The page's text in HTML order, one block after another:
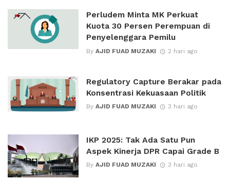
Perludem Minta MK Perkuat
Kuota 30 Persen Perempuan di
Penyelenggara Pemilu
By AJID FUAD MUZAKI 2 hari ago
Regulatory Capture Berakar pada
Konsentrasi Kekuasaan Politik
By AJID FUAD MUZAKI 3 hari ago
IKP 2025: Tak Ada Satu Pun
Aspek Kinerja DPR Capai Grade B
By AJID FUAD MUZAKI 3 hari ago